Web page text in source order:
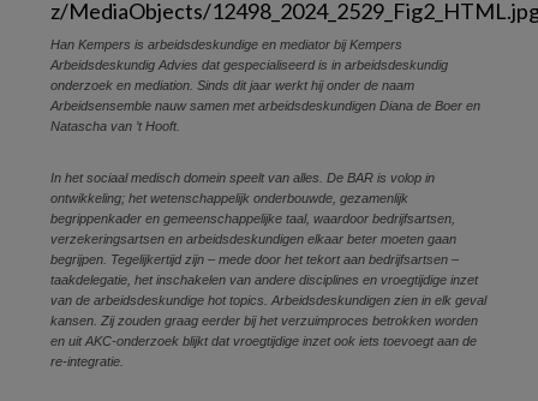
Han Kempers is arbeidsdeskundige en mediator bij Kempers
Arbeidsdeskundig Advies dat gespecialiseerd is in arbeidsdeskundig
onderzoek en mediation. Sinds dit jaar werkt hij onder de naam
Arbeidsensemble nauw samen met arbeidsdeskundigen Diana de Boer en
Natascha van ’t Hooft.
In het sociaal medisch domein speelt van alles. De BAR is volop in
ontwikkeling; het wetenschappelijk onderbouwde, gezamenlijk
begrippenkader en gemeenschappelijke taal, waardoor bedrijfsartsen,
verzekeringsartsen en arbeidsdeskundigen elkaar beter moeten gaan
begrijpen. Tegelijkertijd zijn – mede door het tekort aan bedrijfsartsen –
taakdelegatie, het inschakelen van andere disciplines en vroegtijdige inzet
van de arbeidsdeskundige hot topics. Arbeidsdeskundigen zien in elk geval
kansen. Zij zouden graag eerder bij het verzuimproces betrokken worden
en uit AKC-onderzoek blijkt dat vroegtijdige inzet ook iets toevoegt aan de
re-integratie.